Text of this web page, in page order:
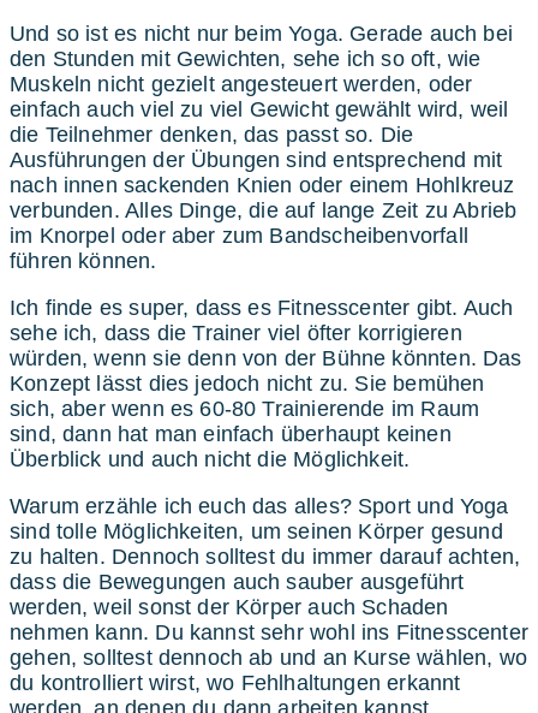
Und so ist es nicht nur beim Yoga. Gerade auch bei
den Stunden mit Gewichten, sehe ich so oft, wie
Muskeln nicht gezielt angesteuert werden, oder
einfach auch viel zu viel Gewicht gewählt wird, weil
die Teilnehmer denken, das passt so. Die
Ausführungen der Übungen sind entsprechend mit
nach innen sackenden Knien oder einem Hohlkreuz
verbunden. Alles Dinge, die auf lange Zeit zu Abrieb
im Knorpel oder aber zum Bandscheibenvorfall
führen können.
Ich finde es super, dass es Fitnesscenter gibt. Auch
sehe ich, dass die Trainer viel öfter korrigieren
würden, wenn sie denn von der Bühne könnten. Das
Konzept lässt dies jedoch nicht zu. Sie bemühen
sich, aber wenn es 60-80 Trainierende im Raum
sind, dann hat man einfach überhaupt keinen
Überblick und auch nicht die Möglichkeit.
Warum erzähle ich euch das alles? Sport und Yoga
sind tolle Möglichkeiten, um seinen Körper gesund
zu halten. Dennoch solltest du immer darauf achten,
dass die Bewegungen auch sauber ausgeführt
werden, weil sonst der Körper auch Schaden
nehmen kann. Du kannst sehr wohl ins Fitnesscenter
gehen, solltest dennoch ab und an Kurse wählen, wo
du kontrolliert wirst, wo Fehlhaltungen erkannt
werden, an denen du dann arbeiten kannst.